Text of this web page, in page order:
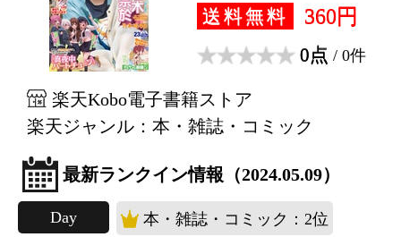
送料無料 360円
0点 / 0件
楽天Kobo電子書籍ストア
楽天ジャンル：本・雑誌・コミック
最新ランクイン情報（2024.05.09）
Day 本・雑誌・コミック：2位